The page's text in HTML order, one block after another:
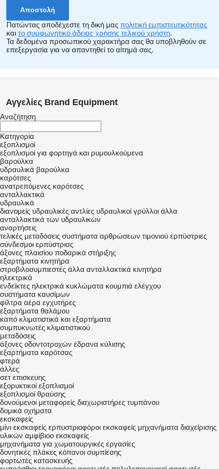
Πατώντας αποδέχεστε τη δική μας πολιτική εμπιστευτικότητας
και το συμφωνητικό άδειας χρήσης τελικού χρήστη.
Τα δεδομένα προσωπικού χαρακτήρα σας θα υποβληθούν σε
επεξεργασία για να απαντηθεί το αίτημά σας.
Αγγελίες Brand Equipment
Αναζήτηση
Κατηγορία
εξοπλισμοί
εξοπλισμοί για φορτηγά και ρυμουλκούμενα
βαρούλκα
υδραυλικά βαρούλκα
καρότσες
ανατρεπόμενες καρότσες
ανταλλακτικά
υδραυλικά
διανομείς υδραυλικές αντλίες υδραυλικοί γρύλλοι άλλα
ανταλλακτικά των υδραυλικών
αναρτήσεις
τελικές μεταδόσεις συστήματα αρθρώσεων τιμονιού ερπύστριες
σύνδεσμοι ερπύστριας
άξονες πλαισίου ποδαρικά στήριξης
εξαρτήματα κινητήρα
στροβιλοσυμπιεστές άλλα ανταλλακτικά κινητήρα
ηλεκτρικά
ενδείκτες ηλεκτρικά κυκλώματα κουμπιά ελέγχου
συστήματα καυσίμων
φίλτρα αέρα εγχυτήρες
εξαρτήματα θαλάμου
καπό κλιματιστικά και εξαρτήματα
συμπυκνωτές κλιματιστικού
μεταδόσεις
άξονες οδοντοτροχών έδρανα κύλισης
εξαρτήματα καρότσας
φτερά
άλλες
σετ επισκευης
εξορυκτικοί εξοπλισμοί
εξοπλισμοί θραύσης
δονούμενοι μεταφορείς διαχωριστήρες τυμπάνου
δομικά οχήματα
εκσκαφείς
μίνι εκσκαφείς ερπυστριοφόροι εκσκαφείς μηχανήματα διαχείρισης
υλικών αμφίβιοο εκσκαφείς
μηχανήματα για χωματουργικές εργασίες
δονητικές πλάκες κόπανοι συμπίεσης
φορτωτές κατασκευής